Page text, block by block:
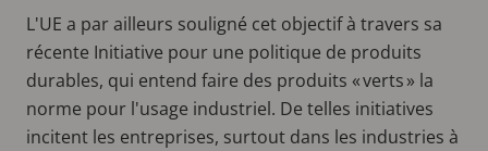
L'UE a par ailleurs souligné cet objectif à travers sa
récente Initiative pour une politique de produits
durables, qui entend faire des produits « verts » la
norme pour l'usage industriel. De telles initiatives
incitent les entreprises, surtout dans les industries à